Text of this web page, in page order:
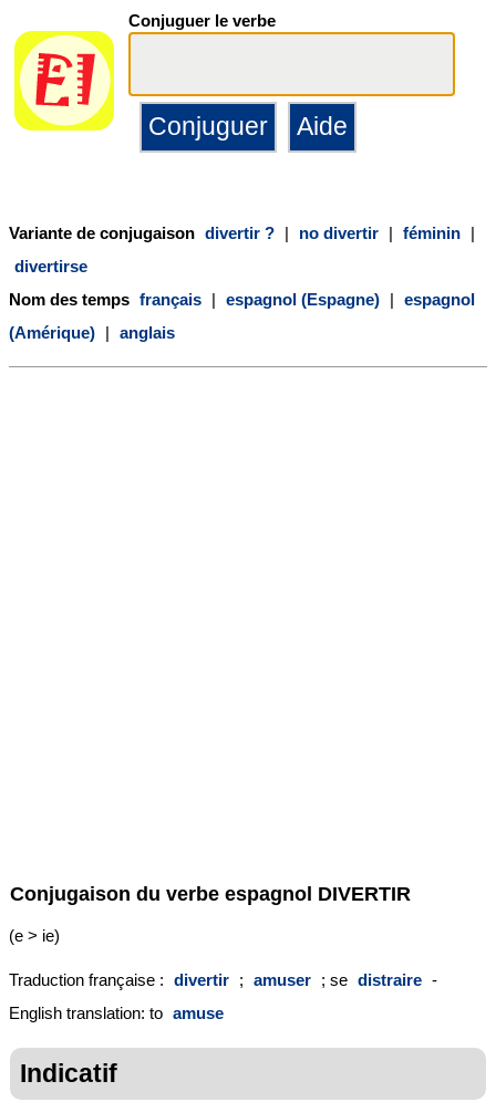
Conjuguer le verbe
Variante de conjugaison divertir ? | no divertir | féminin |
divertirse
Nom des temps français | espagnol (Espagne) | espagnol
(Amérique) | anglais
Conjugaison du verbe espagnol DIVERTIR
(e > ie)
Traduction française : divertir ; amuser ; se distraire -
English translation: to amuse
Indicatif